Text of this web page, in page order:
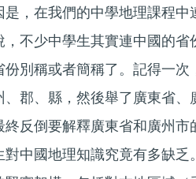
，在我們的中學地理課程中
不少中學生其實連中國的省
別稱或者簡稱了。記得一次
郡、縣，然後舉了廣東省、
反倒要解釋廣東省和廣州市
中國地理知識究竟有多缺乏